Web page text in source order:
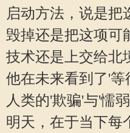
启动方法，说是把
毁掉还是把这项可
技术还是上交给北
他在未来看到了'等
人类的'欺骗'与'懦
明天，在于当下每